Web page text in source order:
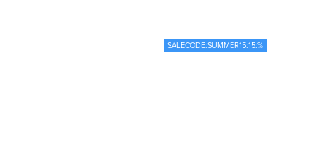
SALECODE:SUMMER15:15:%